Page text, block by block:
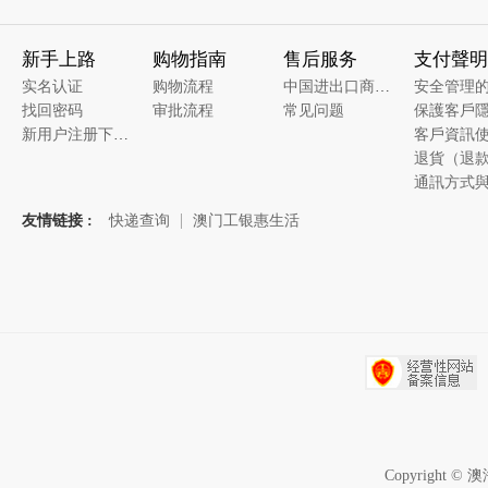
新手上路
实名认证
找回密码
新用户注册下单说明
购物指南
购物流程
审批流程
售后服务
中国进出口商品质量溯源
常见问题
支付聲明
安全管理
友情链接 : 快递查询 澳门工银惠生活
Copyright © 澳